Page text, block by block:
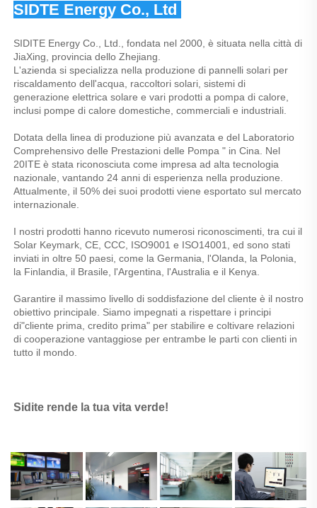
SIDTE Energy Co., Ltd
SIDITE Energy Co., Ltd., fondata nel 2000, è situata nella città di
JiaXing, provincia dello Zhejiang.
L'azienda si specializza nella produzione di pannelli solari per
riscaldamento dell'acqua, raccoltori solari, sistemi di
generazione elettrica solare e vari prodotti a pompa di calore,
inclusi pompe di calore domestiche, commerciali e industriali.
Dotata della linea di produzione più avanzata e del Laboratorio
Comprehensivo delle Prestazioni delle Pompa " in Cina. Nel
20ITE è stata riconosciuta come impresa ad alta tecnologia
nazionale, vantando 24 anni di esperienza nella produzione.
Attualmente, il 50% dei suoi prodotti viene esportato sul mercato
internazionale.
I nostri prodotti hanno ricevuto numerosi riconoscimenti, tra cui il
Solar Keymark, CE, CCC, ISO9001 e ISO14001, ed sono stati
inviati in oltre 50 paesi, come la Germania, l'Olanda, la Polonia,
la Finlandia, il Brasile, l'Argentina, l'Australia e il Kenya.
Garantire il massimo livello di soddisfazione del cliente è il nostro
obiettivo principale. Siamo impegnati a rispettare i principi
di"cliente prima, credito prima" per stabilire e coltivare relazioni
di cooperazione vantaggiose per entrambe le parti con clienti in
tutto il mondo.
Sidite rende la tua vita verde!